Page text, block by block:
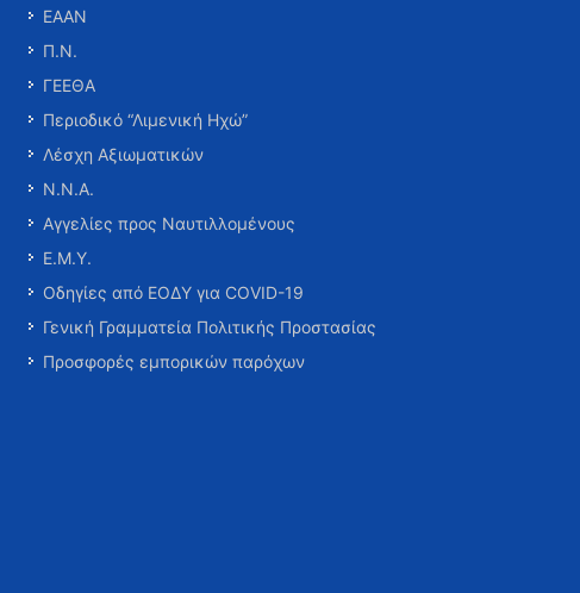
ΕΑΑΝ
Π.Ν.
ΓΕΕΘΑ
Περιοδικό “Λιμενική Ηχώ”
Λέσχη Αξιωματικών
Ν.Ν.Α.
Αγγελίες προς Ναυτιλλομένους
Ε.Μ.Υ.
Οδηγίες από ΕΟΔΥ για COVID-19
Γενική Γραμματεία Πολιτικής Προστασίας
Προσφορές εμπορικών παρόχων